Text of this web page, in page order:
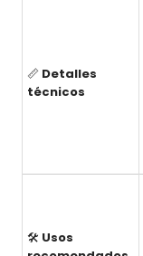
📏 Detalles
técnicos
🛠️ Usos